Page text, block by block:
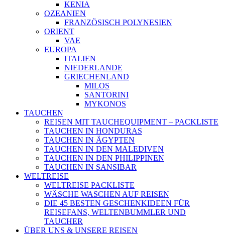
KENIA
OZEANIEN
FRANZÖSISCH POLYNESIEN
ORIENT
VAE
EUROPA
ITALIEN
NIEDERLANDE
GRIECHENLAND
MILOS
SANTORINI
MYKONOS
TAUCHEN
REISEN MIT TAUCHEQUIPMENT – PACKLISTE
TAUCHEN IN HONDURAS
TAUCHEN IN ÄGYPTEN
TAUCHEN IN DEN MALEDIVEN
TAUCHEN IN DEN PHILIPPINEN
TAUCHEN IN SANSIBAR
WELTREISE
WELTREISE PACKLISTE
WÄSCHE WASCHEN AUF REISEN
DIE 45 BESTEN GESCHENKIDEEN FÜR
REISEFANS, WELTENBUMMLER UND
TAUCHER
ÜBER UNS & UNSERE REISEN